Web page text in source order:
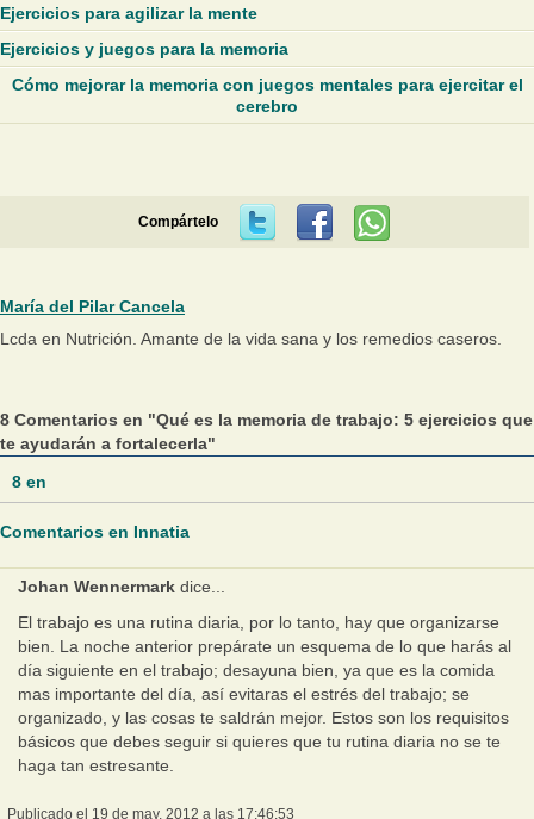
Ejercicios para agilizar la mente
Ejercicios y juegos para la memoria
Cómo mejorar la memoria con juegos mentales para ejercitar el
cerebro
Compártelo
María del Pilar Cancela
Lcda en Nutrición. Amante de la vida sana y los remedios caseros.
8 Comentarios en "Qué es la memoria de trabajo: 5 ejercicios que
te ayudarán a fortalecerla"
8en
Comentarios en Innatia
Johan Wennermark dice...
El trabajo es una rutina diaria, por lo tanto, hay que organizarse
bien. La noche anterior prepárate un esquema de lo que harás al
día siguiente en el trabajo; desayuna bien, ya que es la comida
mas importante del día, así evitaras el estrés del trabajo; se
organizado, y las cosas te saldrán mejor. Estos son los requisitos
básicos que debes seguir si quieres que tu rutina diaria no se te
haga tan estresante.
Publicado el 19 de may, 2012 a las 17:46:53